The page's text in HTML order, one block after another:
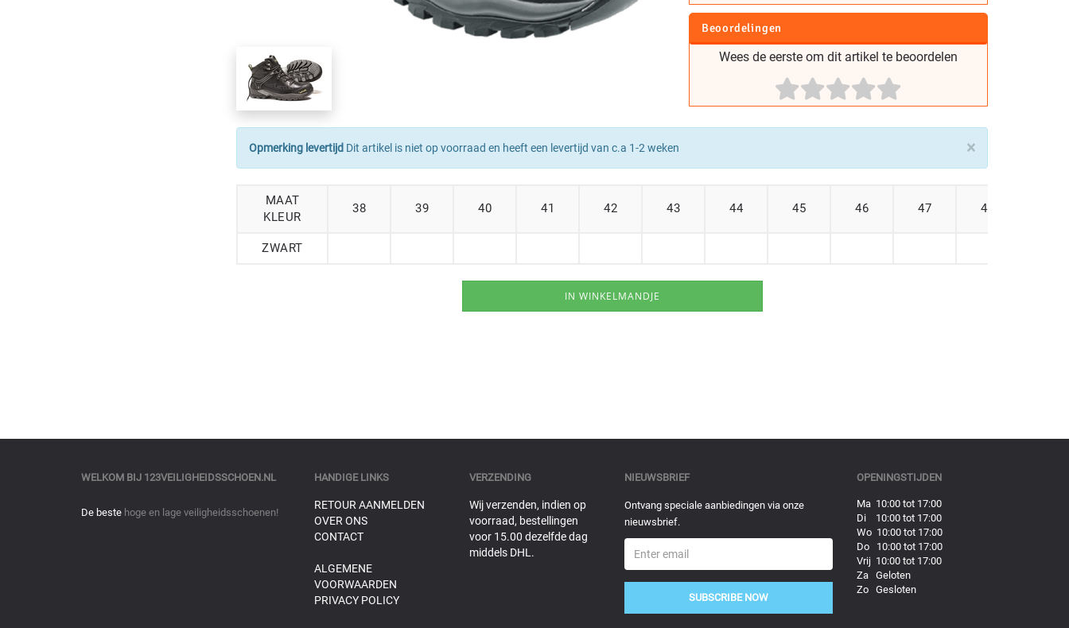
Beoordelingen
Wees de eerste om dit artikel te beoordelen
×
Opmerking levertijd Dit artikel is niet op voorraad en heeft een levertijd van c.a 1-2 weken
MAAT
KLEUR
38 39 40 41 42 43 44 45 46 47 48
ZWART
WELKOM BIJ 123VEILIGHEIDSSCHOEN.NL
De beste hoge en lage veiligheidsschoenen!
HANDIGE LINKS
RETOUR AANMELDEN
OVER ONS
CONTACT
ALGEMENE
VOORWAARDEN
PRIVACY POLICY
VERZENDING
Wij verzenden, indien op
voorraad, bestellingen
voor 15.00 dezelfde dag
middels DHL.
NIEUWSBRIEF
Ontvang speciale aanbiedingen via onze
nieuwsbrief.
SUBSCRIBE NOW
OPENINGSTIJDEN
Ma 10:00 tot 17:00
Di 10:00 tot 17:00
Wo 10:00 tot 17:00
Do 10:00 tot 17:00
Vrij 10:00 tot 17:00
Za Geloten
Zo Gesloten